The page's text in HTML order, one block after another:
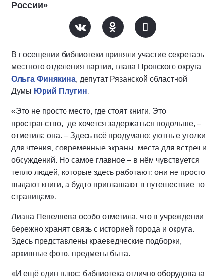
России»
В посещении библиотеки приняли участие секретарь
местного отделения партии, глава Пронского округа
Ольга Финякина, депутат Рязанской областной
Думы Юрий Плугин.
«Это не просто место, где стоят книги. Это
пространство, где хочется задержаться подольше, –
отметила она. – Здесь всё продумано: уютные уголки
для чтения, современные экраны, места для встреч и
обсуждений. Но самое главное – в нём чувствуется
тепло людей, которые здесь работают: они не просто
выдают книги, а будто приглашают в путешествие по
страницам».
Лиана Пепеляева особо отметила, что в учреждении
бережно хранят связь с историей города и округа.
Здесь представлены краеведческие подборки,
архивные фото, предметы быта.
«И ещё один плюс: библиотека отлично оборудована